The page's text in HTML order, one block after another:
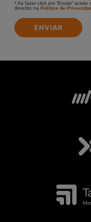
* Ao fazer click em “Enviar”
descrito na Política de